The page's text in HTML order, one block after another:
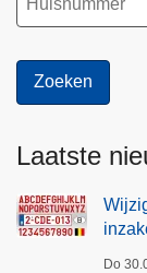
Laatste
Do